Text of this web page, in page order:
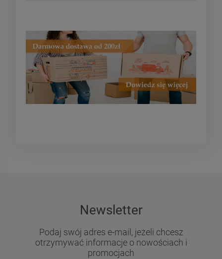
Newsletter
Podaj swój adres e-mail, jeżeli chcesz
otrzymywać informacje o nowościach i
promocjach